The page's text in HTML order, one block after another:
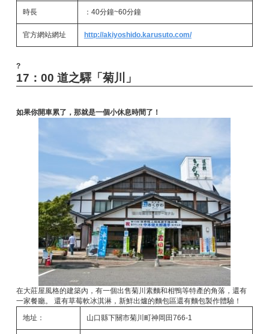
時長 ：40分鐘~60分鐘
官方網站網址 http://akiyoshido.karusuto.com/
?
17：00 道之驛「菊川」
如果你開車累了，那就是一個小休息時間了！
在大莊屋風格的建築內，有一個出售菊川素麵和相鴨等特產的角落，還有
一家餐廳。 還有草莓軟冰淇淋，新鮮出爐的麵包區還有麵包製作體驗！
地址：
山口縣下關市菊川町神岡田766-1